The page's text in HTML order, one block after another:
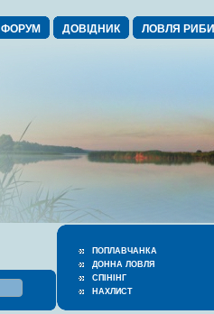
ФОРУМ ДОВІДНИК ЛОВЛЯ РИБИ
ПОПЛАВЧАНКА
ДОННА ЛОВЛЯ
СПІНІНГ
НАХЛИСТ